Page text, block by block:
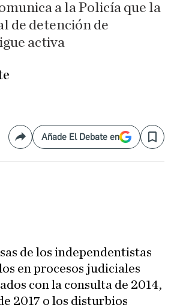
a la Policía que la
de detención de
activa
CompartirAñade El Debate en Save
de los independentistas
en procesos judiciales
con la consulta de 2014,
2017 o los disturbios